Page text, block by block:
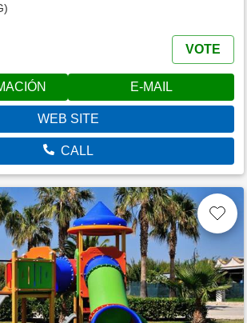
VOTE
E-MAIL
WEB SITE
CALL